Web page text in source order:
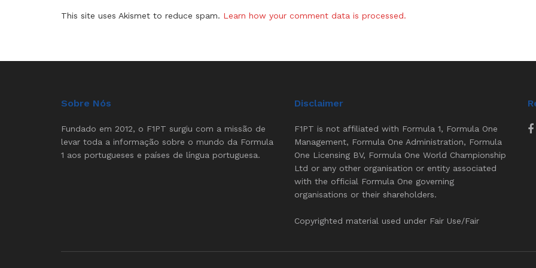
This site uses Akismet to reduce spam. Learn how your comment data is processed.
Sobre Nós
Fundado em 2012, o F1PT surgiu com a missão de
levar toda a informação sobre o mundo da Formula
1 aos portugueses e países de língua portuguesa.
Disclaimer
F1PT is not affiliated with Formula 1, Formula One
Management, Formula One Administration, Formula
One Licensing BV, Formula One World Championship
Ltd or any other organisation or entity associated
with the official Formula One governing
organisations or their shareholders.
Copyrighted material used under Fair Use/Fair